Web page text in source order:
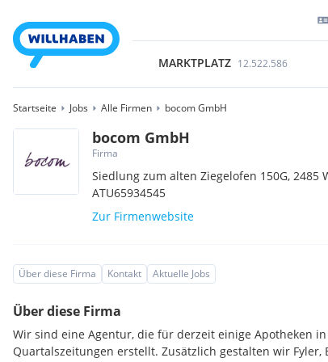
MARKTPLATZ 12.522.586
Startseite Jobs Alle Firmen bocom GmbH
bocom GmbH
Firma
Siedlung zum alten Ziegelofen 150G,2485
ATU65934545
Zur Firmenwebsite
Über diese Firma Kontakt Aktuelle Jobs
Über diese Firma
Wir sind eine Agentur, die für derzeit einige Apotheken
Quartalszeitungen erstellt. Zusätzlich gestalten wir Fyler,